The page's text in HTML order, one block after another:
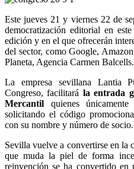
Este jueves 21 y viernes 22 de
democratización editorial en
edición y en el que ofrecerán
del sector, como Google,
Planeta, Agencia Carmen
La empresa sevillana Lantia
Congreso, facilitará la entrada
Mercantil quienes
solicitando el código
con su nombre y número de socio.
Sevilla vuelve a convertirse en la
que muda la piel de forma
reinvención se ha convertido en